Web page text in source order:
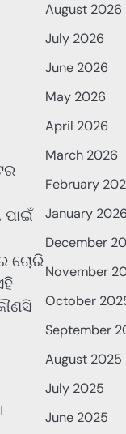
ପାଇଁ
ଚୋରି
August 2026
July 2026
June 2026
May 2026
April 2026
March 2026
February
January
December
November
October
September
August 2025
July 2025
June 2025